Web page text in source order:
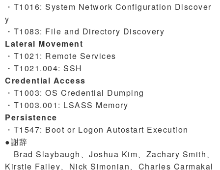
・T1016: System Network Configuration Discover
y
・T1083: File and Directory Discovery
Lateral Movement
・T1021: Remote Services
・T1021.004: SSH
Credential Access
・T1003: OS Credential Dumping
・T1003.001: LSASS Memory
Persistence
・T1547: Boot or Logon Autostart Execution
●謝辞
Brad Slaybaugh、Joshua Kim、Zachary Smith、
Kirstie Failey、Nick Simonian、Charles Carmakal